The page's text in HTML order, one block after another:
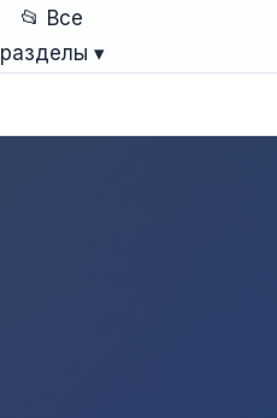
📂 Все
разделы ▾